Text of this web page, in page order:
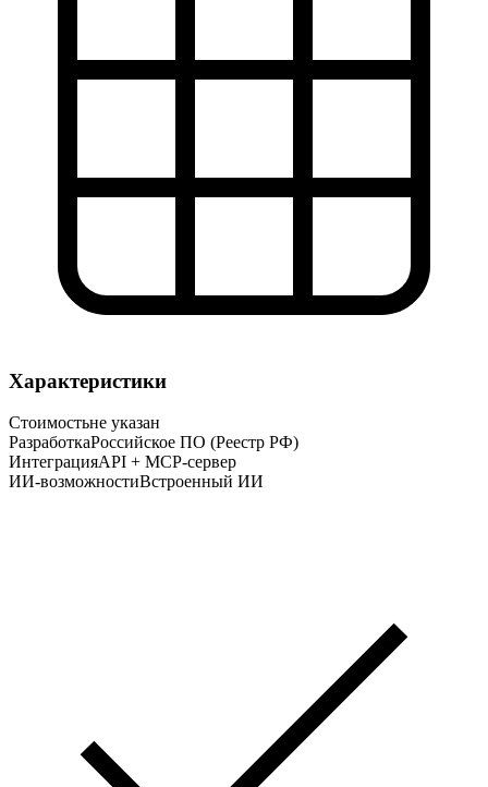
Характеристики
Стоимостьне указан
РазработкаРоссийское ПО (Реестр РФ)
ИнтеграцияAPI + MCP-сервер
ИИ-возможностиВстроенный ИИ